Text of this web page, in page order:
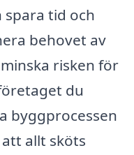
tid och
behovet av
risken för
du
byggprocessen
allt sköts